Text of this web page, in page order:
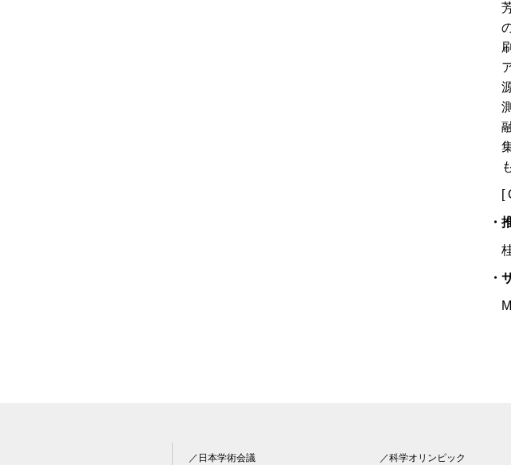
[
・
・
／日本学術会議 ／科学オリンピック